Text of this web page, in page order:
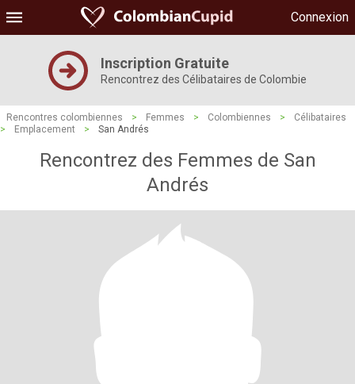
Connexion
Inscription Gratuite
Rencontrez des Célibataires de Colombie
Rencontres colombiennes > Femmes > Colombiennes >
Célibataires
>
Emplacement > San Andrés
Rencontrez des Femmes de San
Andrés